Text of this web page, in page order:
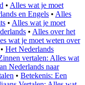
• Alles wat je moet
en Engels • Alles
• Alles wat je moet
• Alles over het
wat je moet weten over
• Het Nederlands
vertalen: Alles wat
Nederlands naar
• Betekenis: Een